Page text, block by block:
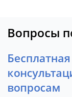
Вопросы
вопросам